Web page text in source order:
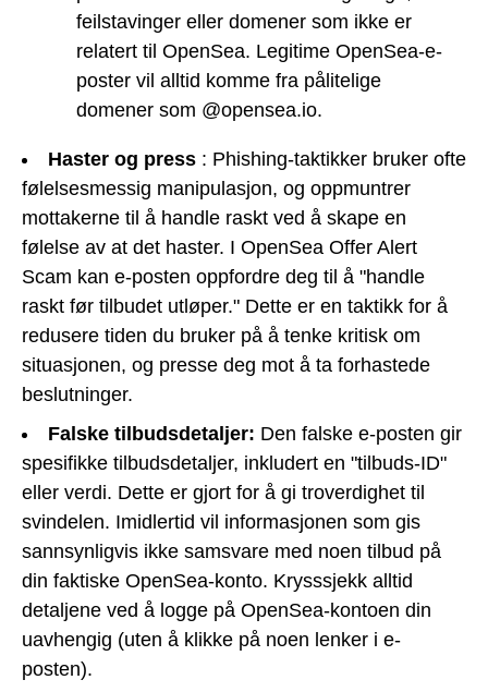
feilstavinger eller domener som ikke er
relatert til OpenSea. Legitime OpenSea-e-
poster vil alltid komme fra pålitelige
domener som @opensea.io.
Haster og press : Phishing-taktikker bruker ofte
følelsesmessig manipulasjon, og oppmuntrer
mottakerne til å handle raskt ved å skape en
følelse av at det haster. I OpenSea Offer Alert
Scam kan e-posten oppfordre deg til å "handle
raskt før tilbudet utløper." Dette er en taktikk for å
redusere tiden du bruker på å tenke kritisk om
situasjonen, og presse deg mot å ta forhastede
beslutninger.
Falske tilbudsdetaljer: Den falske e-posten gir
spesifikke tilbudsdetaljer, inkludert en "tilbuds-ID"
eller verdi. Dette er gjort for å gi troverdighet til
svindelen. Imidlertid vil informasjonen som gis
sannsynligvis ikke samsvare med noen tilbud på
din faktiske OpenSea-konto. Krysssjekk alltid
detaljene ved å logge på OpenSea-kontoen din
uavhengig (uten å klikke på noen lenker i e-
posten).